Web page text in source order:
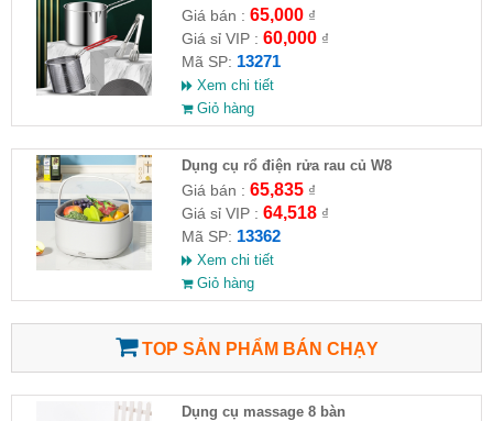
Giá bán : 65,000₫
Giá sỉ VIP : 60,000₫
Mã SP: 13271
Xem chi tiết
Giỏ hàng
Dụng cụ rổ điện rửa rau củ W8
Giá bán : 65,835₫
Giá sỉ VIP : 64,518₫
Mã SP: 13362
Xem chi tiết
Giỏ hàng
TOP SẢN PHẨM BÁN CHẠY
Dụng cụ massage 8 bàn